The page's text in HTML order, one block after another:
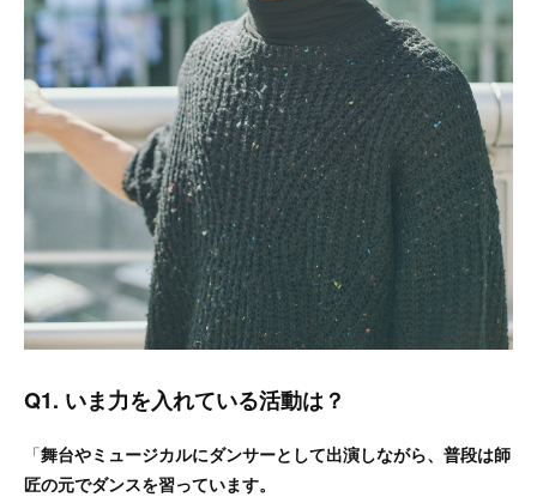
Q1. いま力を入れている活動は？
「舞台やミュージカルにダンサーとして出演しながら、普段は師
匠の元でダンスを習っています。